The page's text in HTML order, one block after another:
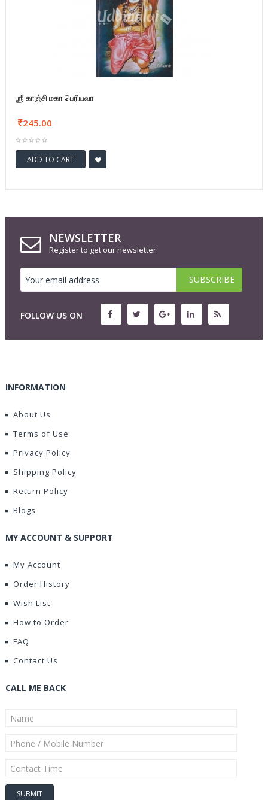
ஶ்ரீ காஞ்சி மகா பெரியவா
245.00
ADD TO CART
NEWSLETTER
Register to get our newsletter
FOLLOW US ON
INFORMATION
About Us
Terms of Use
Privacy Policy
Shipping Policy
Return Policy
Blogs
MY ACCOUNT & SUPPORT
My Account
Order History
Wish List
How to Order
FAQ
Contact Us
CALL ME BACK